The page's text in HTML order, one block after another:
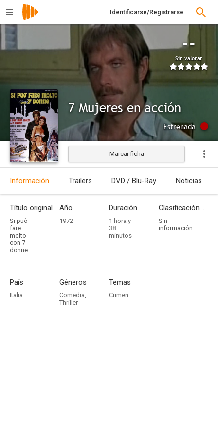
Identificarse/Registrarse
--
Sin valorar
7 Mujeres en acción
Estrenada
Marcar ficha
Información Trailers DVD / Blu-Ray Noticias
Título original
Si può
fare
molto
con 7
donne
Año
1972
Duración
1 hora y
38
minutos
Clasificación por edades
Sin
información
País
Italia
Géneros
Comedia,
Thriller
Temas
Crimen